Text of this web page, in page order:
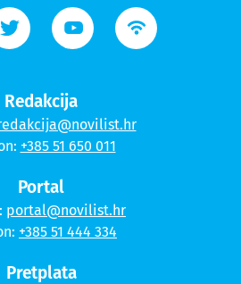
Redakcija
+385 51 650 011
Portal
portal@novilist.hr
+385 51 444 334
Pretplata